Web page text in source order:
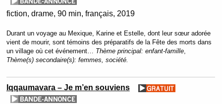
fiction drame 90 min français 2019
Durant un voyage au Mexique, Karine et Estelle, dont leur sœur adorée
vient de mourir, sont témoins des préparatifs de la Fête des morts dans
un village où cet événement… Thème principal: enfant-famille,
Thème(s) secondaire(s): femmes, société.
Iqqaumavara – Je m’en souviens